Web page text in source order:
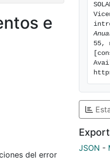
e
del error
55,
JSON -